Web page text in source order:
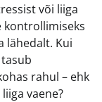
või liiga
kontrollimiseks
lähedalt. Kui
rahul – ehk
vaene?